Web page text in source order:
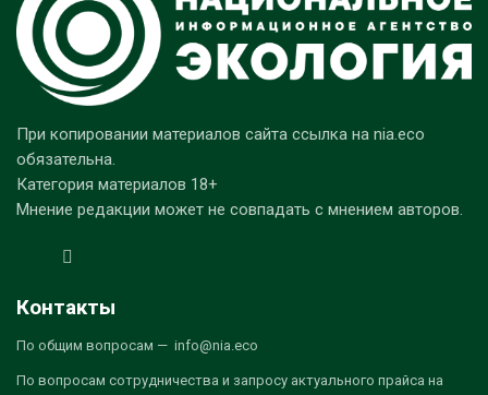
При копировании материалов сайта ссылка на nia.eco
обязательна.
Категория материалов 18+
Мнение редакции может не совпадать с мнением авторов.
Контакты
По общим вопросам — info@nia.eco
По вопросам сотрудничества и запросу актуального прайса на